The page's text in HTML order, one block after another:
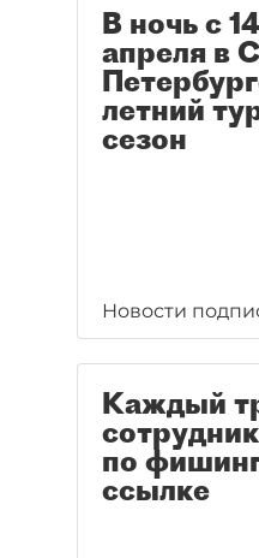
В ночь с
апреля в
летний
сезон
Новости
Каждый
по
ссылке